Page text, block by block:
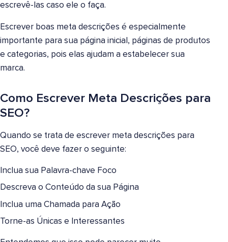
escrevê-las caso ele o faça.
Escrever boas meta descrições é especialmente
importante para sua página inicial, páginas de produtos
e categorias, pois elas ajudam a estabelecer sua
marca.
Como Escrever Meta Descrições para
SEO?
Quando se trata de escrever meta descrições para
SEO, você deve fazer o seguinte:
Inclua sua Palavra-chave Foco
Descreva o Conteúdo da sua Página
Inclua uma Chamada para Ação
Torne-as Únicas e Interessantes